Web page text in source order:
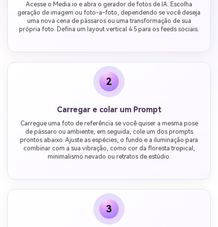
Acesse o Media.io e abra o gerador de fotos de IA. Escolha
geração de imagem ou foto-a-foto, dependendo se você deseja
uma nova cena de pássaros ou uma transformação de sua
própria foto. Defina um layout vertical 4:5 para os feeds sociais.
2
Carregar e colar um Prompt
Carregue uma foto de referência se você quiser a mesma pose
de pássaro ou ambiente, em seguida, cole um dos prompts
prontos abaixo. Ajuste as espécies, o fundo e a iluminação para
combinar com a sua vibração, como cor da floresta tropical,
minimalismo nevado ou retratos de estúdio.
3